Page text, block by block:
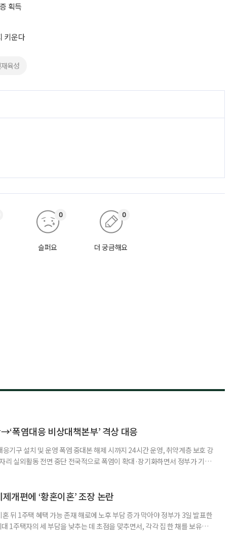
획득
키운다
육성
슬퍼요
0
더 궁금해요
0
폭염대응 비상대책본부’ 격상 대응
기구 설치 및 운영 폭염 중대본 해제 시까지 24시간 운영, 취약계층 보호 강
리 실외활동 전면 중단 전국적으로 폭염이 확대·장기화하면서 정부가 기존
된 이후에도 폭염이 전국적으로 확대되고 장기화한 데 따른 것이다. 기존에
개편에 ‘황혼이혼’ 조장 논란
뒤 1주택 혜택 가능 존재 해로에 노후 부담 증가 막아야 정부가 3일 발표한
1주택자의 세 부담을 낮추는 데 초점을 맞추면서, 각각 집 한 채를 보유한